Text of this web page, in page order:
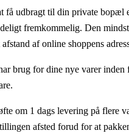
udbragt til din private
fremkommelig. Den
af online shoppens
brug for dine nye varer
om 1 dags levering på flere
afsted forud for at